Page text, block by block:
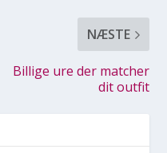
NÆSTE
Billige ure der matcher
dit outfit